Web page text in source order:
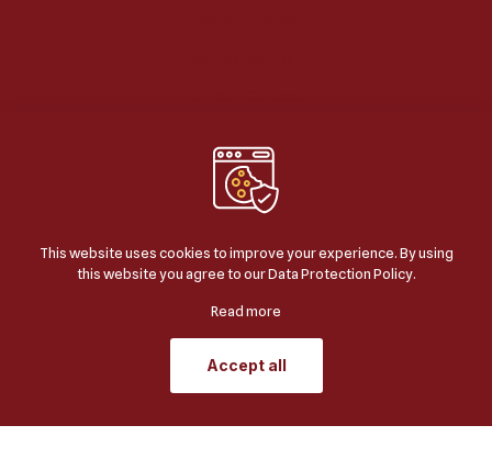
Kanopi Taman
Kanopi Kolam
This website uses cookies to improve your experience. By using
this website you agree to ourData Protection Policy.
Read more
Accept all